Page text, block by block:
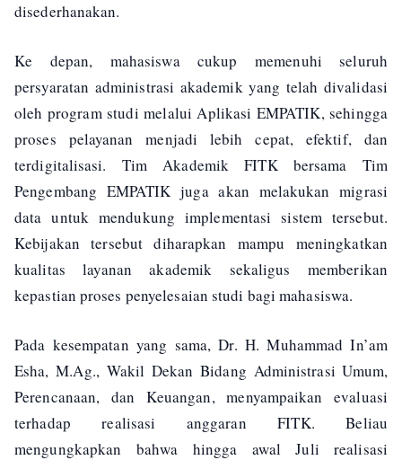
disederhanakan.
Ke depan, mahasiswa cukup memenuhi seluruh
persyaratan administrasi akademik yang telah divalidasi
oleh program studi melalui Aplikasi EMPATIK, sehingga
proses pelayanan menjadi lebih cepat, efektif, dan
terdigitalisasi. Tim Akademik FITK bersama Tim
Pengembang EMPATIK juga akan melakukan migrasi
data untuk mendukung implementasi sistem tersebut.
Kebijakan tersebut diharapkan mampu meningkatkan
kualitas layanan akademik sekaligus memberikan
kepastian proses penyelesaian studi bagi mahasiswa.
Pada kesempatan yang sama, Dr. H. Muhammad In’am
Esha, M.Ag., Wakil Dekan Bidang Administrasi Umum,
Perencanaan, dan Keuangan, menyampaikan evaluasi
terhadap realisasi anggaran FITK. Beliau
mengungkapkan bahwa hingga awal Juli realisasi